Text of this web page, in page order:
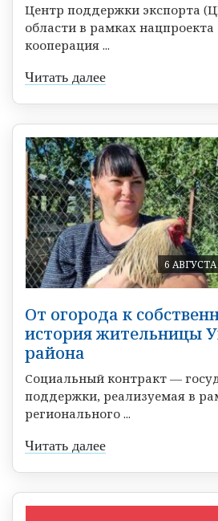
Центр поддержки экспорта
области в рамках
кооперация ...
Читать далее
6 АВГУСТА
От огорода к
история жительницы
района
Социальный контракт —
поддержки, реализуемая в
регионального ...
Читать далее